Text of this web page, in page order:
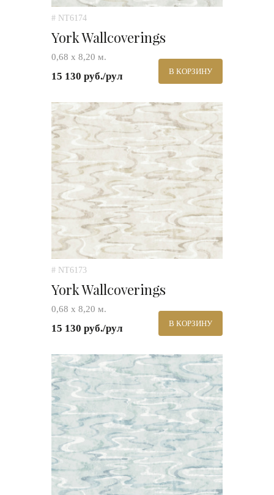
# NT6174
York Wallcoverings
0,68 х 8,20 м.
15 130 руб./рул В КОРЗИНУ
# NT6173
York Wallcoverings
0,68 х 8,20 м.
15 130 руб./рул В КОРЗИНУ